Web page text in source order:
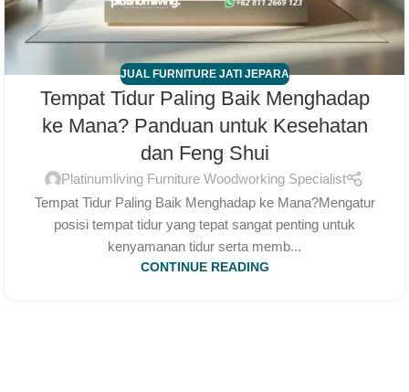
JUAL FURNITURE JATI JEPARA
Tempat Tidur Paling Baik Menghadap
ke Mana? Panduan untuk Kesehatan
dan Feng Shui
Platinumliving Furniture Woodworking Specialist
Tempat Tidur Paling Baik Menghadap ke Mana?Mengatur
posisi tempat tidur yang tepat sangat penting untuk
kenyamanan tidur serta memb...
CONTINUE READING